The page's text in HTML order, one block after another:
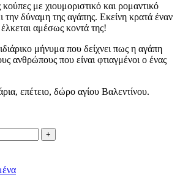
με χιουμοριστικό και ρομαντικό
την δύναμη της αγάπης. Εκείνη κρατά έναν
αμέσως κοντά της!
μήνυμα που δείχνει πως η αγάπη
ανθρώπους που είναι φτιαγμένοι ο ένας
επέτειο, δώρο αγίου Βαλεντίνου.